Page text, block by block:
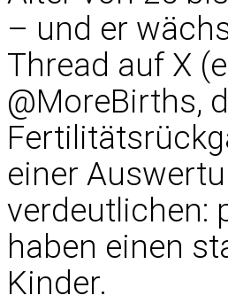
– und er
Thread auf X
@MoreBirths,
einer
verdeutlichen:
haben einen
Kinder.